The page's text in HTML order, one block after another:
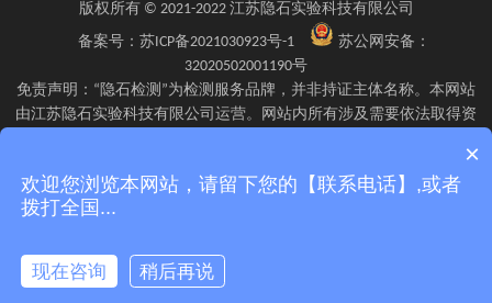
版权所有 © 2021-2022 江苏隐石实验科技有限公司
备案号： 苏ICP备2021030923号-1
苏公网安备：
32020502001190号
免责声明：“隐石检测”为检测服务品牌，并非持证主体名称。本网站
由江苏隐石实验科技有限公司运营。网站内所有涉及需要依法取得资
石检验检测有限公司、四川隐石检验检测有限公司、南京隐石安全阀
校验有限公司在资质认定能力范围内具体实施并出具报告。不同检测
项目的资质适用范围、报告标识及出具主体可能不同，具体情况以双
×
欢迎您浏览本网站，请留下您的【联系电话】,或者
拨打全国...
现在咨询 稍后再说